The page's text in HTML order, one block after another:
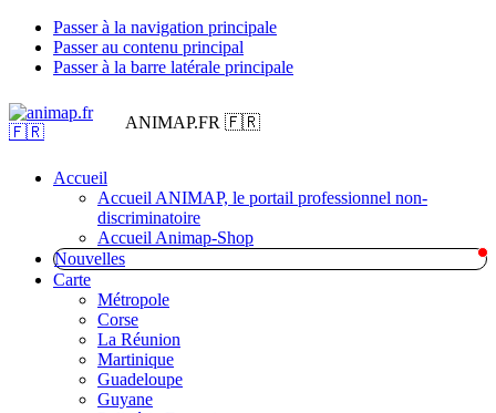
Passer à la navigation principale
Passer au contenu principal
Passer à la barre latérale principale
ANIMAP.FR 🇫🇷
Accueil
Accueil ANIMAP, le portail professionnel non-
discriminatoire
Accueil Animap-Shop
Nouvelles
Carte
Métropole
Corse
La Réunion
Martinique
Guadeloupe
Guyane